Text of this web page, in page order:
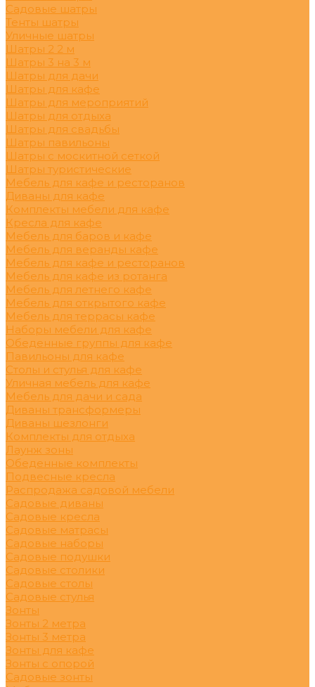
Садовые шатры
Тенты шатры
Уличные шатры
Шатры 2 2 м
Шатры 3 на 3 м
Шатры для дачи
Шатры для кафе
Шатры для мероприятий
Шатры для отдыха
Шатры для свадьбы
Шатры павильоны
Шатры с москитной сеткой
Шатры туристические
Мебель для кафе и ресторанов
Диваны для кафе
Комплекты мебели для кафе
Кресла для кафе
Мебель для баров и кафе
Мебель для веранды кафе
Мебель для кафе и ресторанов
Мебель для кафе из ротанга
Мебель для летнего кафе
Мебель для открытого кафе
Мебель для террасы кафе
Наборы мебели для кафе
Обеденные группы для кафе
Павильоны для кафе
Столы и стулья для кафе
Уличная мебель для кафе
Мебель для дачи и сада
Диваны трансформеры
Диваны шезлонги
Комплекты для отдыха
Лаунж зоны
Обеденные комплекты
Подвесные кресла
Распродажа садовой мебели
Садовые диваны
Садовые кресла
Садовые матрасы
Садовые наборы
Садовые подушки
Садовые столики
Садовые столы
Садовые стулья
Зонты
Зонты 2 метра
Зонты 3 метра
Зонты для кафе
Зонты с опорой
Садовые зонты